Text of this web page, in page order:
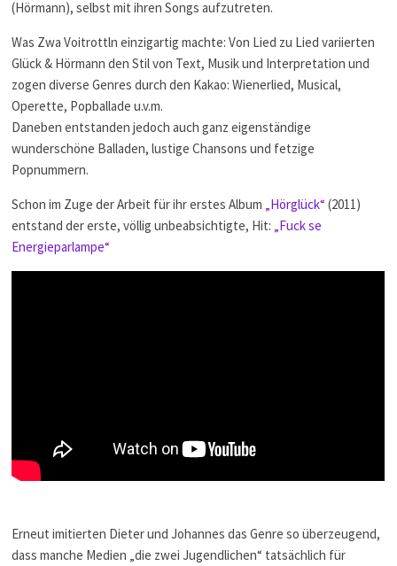
(Hörmann), selbst mit ihren Songs aufzutreten.
Was Zwa Voitrottln einzigartig machte: Von Lied zu Lied variierten
Glück & Hörmann den Stil von Text, Musik und Interpretation und
zogen diverse Genres durch den Kakao: Wienerlied, Musical,
Operette, Popballade u.v.m.
Daneben entstanden jedoch auch ganz eigenständige
wunderschöne Balladen, lustige Chansons und fetzige
Popnummern.
Schon im Zuge der Arbeit für ihr erstes Album „Hörglück“ (2011)
entstand der erste, völlig unbeabsichtigte, Hit: „Fuck se
Energieparlampe“
Erneut imitierten Dieter und Johannes das Genre so überzeugend,
dass manche Medien „die zwei Jugendlichen“ tatsächlich für